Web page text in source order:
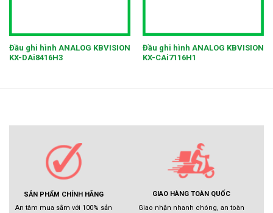
Đầu ghi hình ANALOG KBVISION
KX-DAi8416H3
Đầu ghi hình ANALOG KBVISION
KX-CAi7116H1
SẢN PHẨM CHÍNH HÃNG
An tâm mua sắm với 100% sản
GIAO HÀNG TOÀN QUỐC
Giao nhận nhanh chóng, an toàn